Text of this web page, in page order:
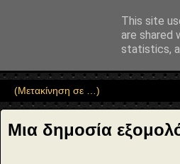
Αέναη
Μια δημοσία
This site
are shared
statistics,